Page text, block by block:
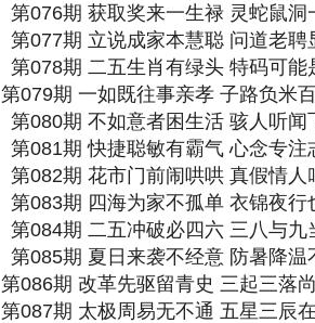
第076期 获取奖来一生禄 灵蛇鼠
第077期 立说成家本慧聪 问道老
第078期 二五生肖有绿头 特码可
第079期 一如既往事亲孝 子路负米
第080期 不如意者困生活 骇人听
第081期 快捷聪敏有霸气 心念专
第082期 花市门前闹哄哄 真假情
第083期 四海为家不孤单 衣锦夜
第084期 二五冲破必四六 三八与
第085期 夏日来袭不经意 防暑降
第086期 改革先驱留青史 三起三落
第087期 太极周易无不通 五星三辰